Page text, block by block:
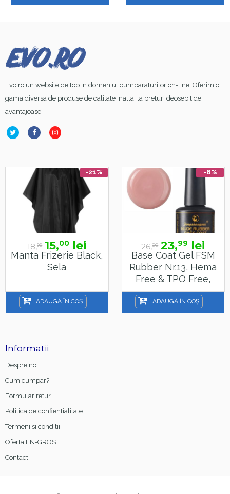
Evo.ro un website de top in domeniul cumparaturilor on-line. Oferim o
gama diversa de produse de calitate inalta, la preturi deosebit de
avantajoase.
-21%
18,99 15,00 lei
Manta Frizerie Black,
Sela
ADAUGĂ ÎN COȘ
-8%
26,00 23,99 lei
Base Coat Gel FSM
Rubber Nr.13, Hema
Free & TPO Free,
15ml
ADAUGĂ ÎN COȘ
Informatii
Despre noi
Cum cumpar?
Formular retur
Politica de confientialitate
Termeni si conditii
Oferta EN-GROS
Contact